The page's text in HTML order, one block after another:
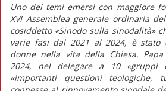
Uno dei temi emersi con maggiore
XVI Assemblea generale ordinaria
cosiddetto «Sinodo sulla sinodalità»
varie fasi dal 2021 al 2024, è
donne nella vita della Chiesa.
2024, nel delegare a 10 «gruppi
«importanti questioni teologiche,